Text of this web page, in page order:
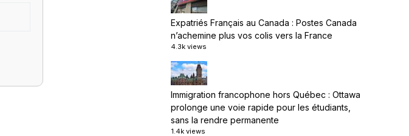
Expatriés Français au Canada : Postes Canada
n’achemine plus vos colis vers la France
4.3k views
Immigration francophone hors Québec : Ottawa
prolonge une voie rapide pour les étudiants,
sans la rendre permanente
1.4k views